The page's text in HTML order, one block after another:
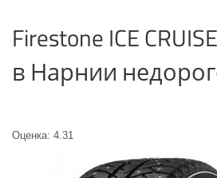
Firestone ICE
в Нарнии
Оценка: 4.31